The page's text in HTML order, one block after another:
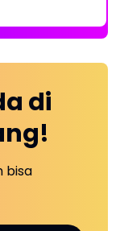
di
bisa